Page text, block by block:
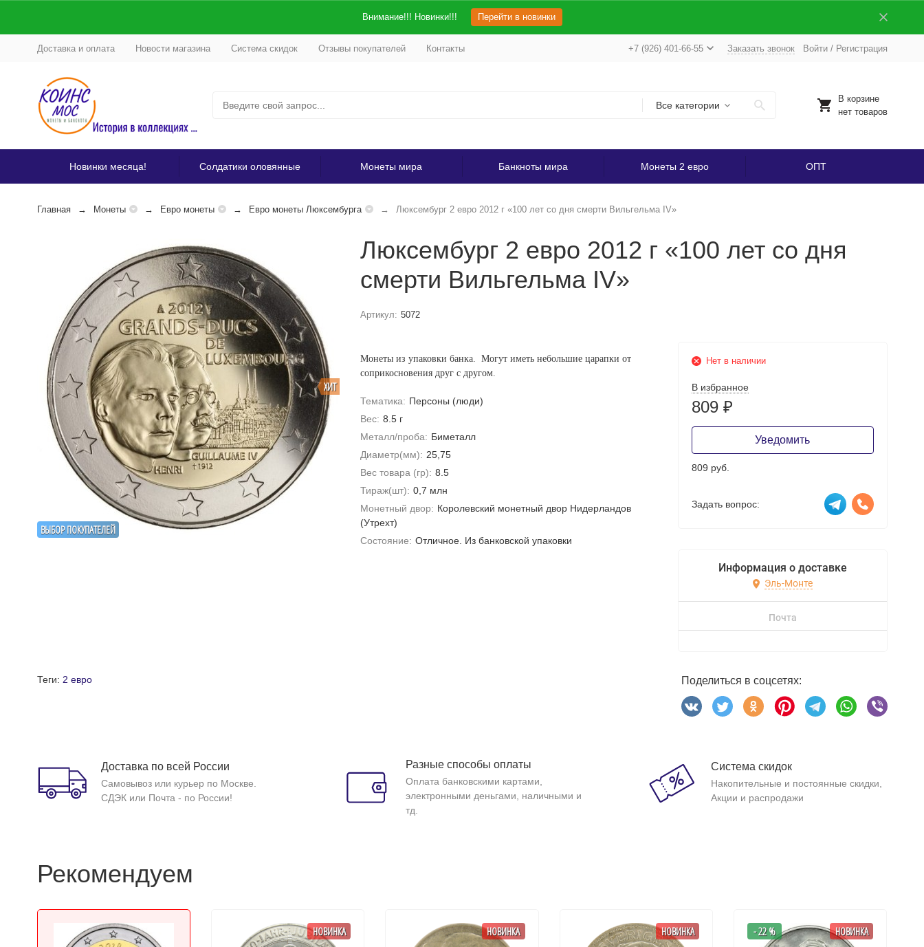
Внимание!!! Новинки!!! Перейти в новинки
Доставка и оплата Новости магазина Система скидок Отзывы покупателей Контакты +7 (926) 401-66-55 Заказать звонок Войти/ Регистрация
Все категории
В корзине
нет товаров
Новинки месяца! Солдатики оловянные Монеты мира Банкноты мира Монеты 2 евро ОПТ
Главная Монеты Евро монеты Евро монеты Люксембурга Люксембург 2 евро 2012 г «100 лет со дня смерти Вильгельма IV»
ВЫБОР ПОКУПАТЕЛЕЙ
ХИТ
Люксембург 2 евро 2012 г «100 лет со дня
смерти Вильгельма IV»
Артикул: 5072
Монеты из упаковки банка. Могут иметь небольшие царапки от
соприкосновения друг с другом.
Тематика: Персоны (люди)
Вес: 8.5 г
Металл/проба: Биметалл
Диаметр(мм): 25,75
Вес товара (гр): 8.5
Тираж(шт): 0,7 млн
Монетный двор: Королевский монетный двор Нидерландов
(Утрехт)
Состояние: Отличное. Из банковской упаковки
Нет в наличии
В избранное
809 ₽
Уведомить
809 руб.
Задать вопрос:
Информация о доставке
Эль-Монте
Почта
Теги: 2 евро Поделиться в соцсетях:
Доставка по всей России
Самовывоз или курьер по Москве.
СДЭК или Почта - по России!
Разные способы оплаты
Оплата банковскими картами,
электронными деньгами, наличными и
тд.
Система скидок
Накопительные и постоянные скидки,
Акции и распродажи
Рекомендуем
НОВИНКА НОВИНКА НОВИНКА - 22 % НОВИНКА